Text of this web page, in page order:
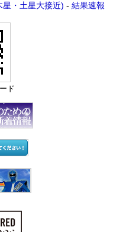
・土星大接近) - 結果速報
ド